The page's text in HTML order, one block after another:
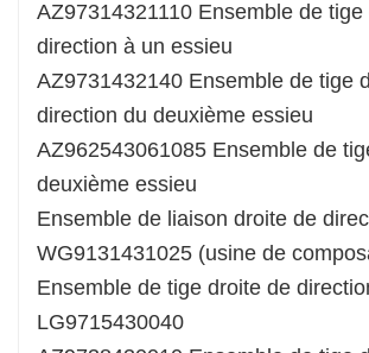
AZ97314321110 Ensemble de
direction à un essieu
AZ9731432140 Ensemble de tige
direction du deuxième essieu
AZ962543061085 Ensemble de
deuxième essieu
Ensemble de liaison droite de
WG9131431025 (usine de
Ensemble de tige droite de
LG9715430040